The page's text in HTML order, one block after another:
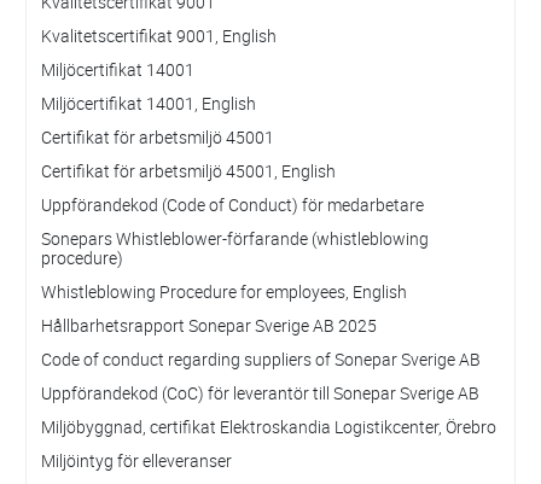
Kvalitetscertifikat 9001, English
Miljöcertifikat 14001
Miljöcertifikat 14001, English
Certifikat för arbetsmiljö 45001
Certifikat för arbetsmiljö 45001, English
Uppförandekod (Code of Conduct) för medarbetare
Sonepars Whistleblower-förfarande (whistleblowing
procedure)
Whistleblowing Procedure for employees, English
Hållbarhetsrapport Sonepar Sverige AB 2025
Code of conduct regarding suppliers of Sonepar Sverige AB
Uppförandekod (CoC) för leverantör till Sonepar Sverige AB
Miljöbyggnad, certifikat Elektroskandia Logistikcenter, Örebro
Miljöintyg för elleveranser